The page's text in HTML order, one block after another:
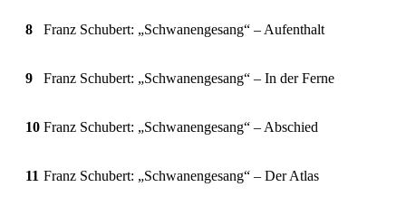
8 Franz Schubert: „Schwanengesang“ – Aufenthalt
9 Franz Schubert: „Schwanengesang“ – In der Ferne
10 Franz Schubert: „Schwanengesang“ – Abschied
11 Franz Schubert: „Schwanengesang“ – Der Atlas